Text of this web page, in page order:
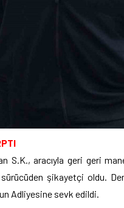
S.K., aracıyla geri geri
sürücüden şikayetçi oldu.
Adliyesine sevk edildi.